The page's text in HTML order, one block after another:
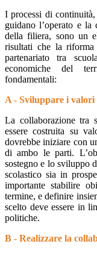
I processi di
guidano l’operato e
della filiera, sono un
risultati che la riforma
partenariato tra
economiche del
fondamentali:
A - Sviluppare i
La collaborazione
essere costruita su
dovrebbe iniziare con
di ambo le parti.
sostegno e lo sviluppo
scolastico sia in
importante stabilire
termine, e definire
scelto deve essere in
politiche.
B - Realizzare la